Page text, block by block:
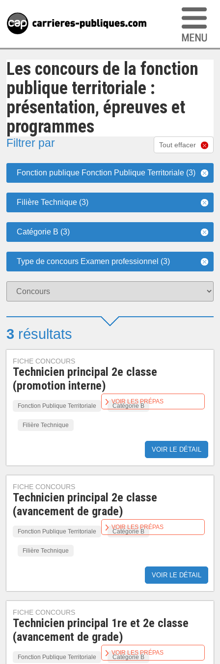
Les concours de la fonction
publique territoriale :
présentation, épreuves et
programmes
Filtrer par Tout effacer
Fonction publique Fonction Publique Territoriale (3)
Filière Technique (3)
Catégorie B (3)
Type de concours Examen professionnel (3)
3 résultats
FICHE CONCOURS
Technicien principal 2e classe
(promotion interne)
Fonction Publique Territoriale Catégorie B
Filière Technique
VOIR LE DÉTAIL
VOIR LES PRÉPAS
FICHE CONCOURS
Technicien principal 2e classe
(avancement de grade)
Fonction Publique Territoriale Catégorie B
Filière Technique
VOIR LE DÉTAIL
VOIR LES PRÉPAS
FICHE CONCOURS
Technicien principal 1re et 2e classe
(avancement de grade)
Fonction Publique Territoriale Catégorie B
VOIR LES PRÉPAS